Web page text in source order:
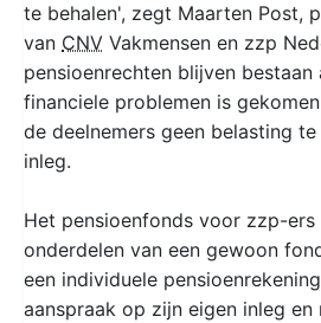
te behalen', zegt Maarten Post,
van CNV Vakmensen en zzp
pensioenrechten blijven bestaan
financiele problemen is
de deelnemers geen belasting
inleg.
Het pensioenfonds voor zzp-
onderdelen van een gewoon
een individuele
aanspraak op zijn eigen inleg